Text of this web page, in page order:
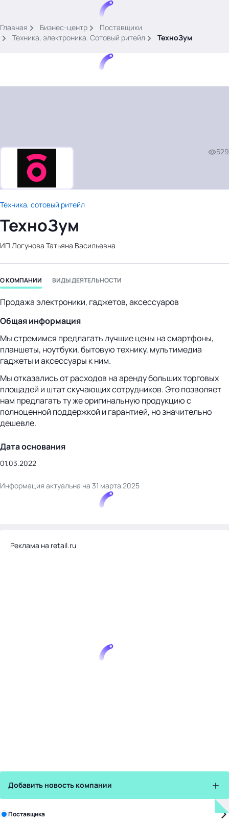
картина дня
темы
новости
материалы
события
бизнес-центр
Главная Бизнес-центр
Поставщики
Техника, электроника. Сотовый ритейл
ТехноЗум
529
Техника, сотовый ритейл
ТехноЗум
ИП Логунова Татьяна Васильевна
О КОМПАНИИ ВИДЫ ДЕЯТЕЛЬНОСТИ
Продажа электроники, гаджетов, аксессуаров
Общая информация
Мы стремимся предлагать лучшие цены на смартфоны,
планшеты, ноутбуки, бытовую технику, мультимедиа
гаджеты и аксессуары к ним.
Мы отказались от расходов на аренду больших торговых
площадей и штат скучающих сотрудников. Это позволяет
нам предлагать ту же оригинальную продукцию с
полноценной поддержкой и гарантией, но значительно
дешевле.
Дата основания
01.03.2022
Информация актуальна на 31 марта 2025
Реклама на retail.ru
Добавить новость компании
Зарегистрируйте в бизнес-центре:
Поставщика